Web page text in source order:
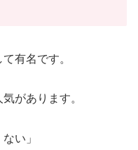
有名です。
があります。
い」